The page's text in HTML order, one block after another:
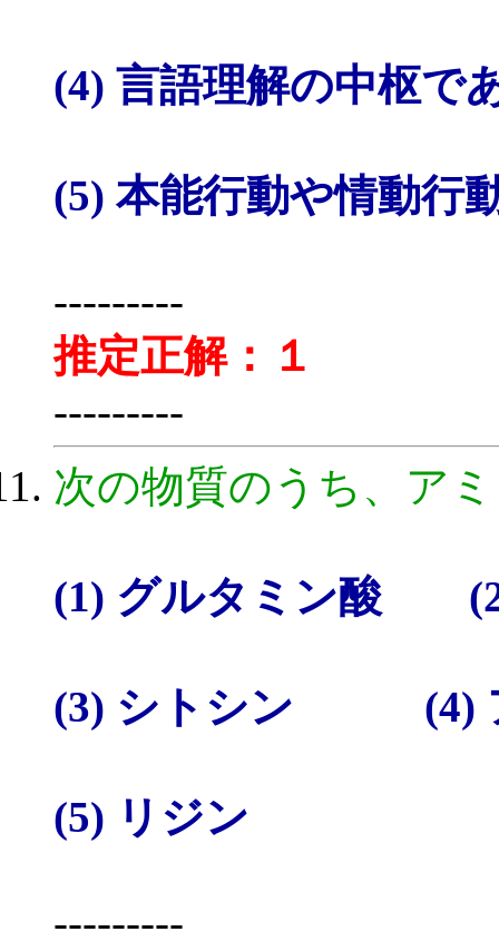
(4) 言語理解の中枢で
(5) 本能行動や情動行
---------
推定正解：１
---------
次の物質のうち、ア
(1) グルタミン酸
(3) シトシン (4)
(5) リジン
---------